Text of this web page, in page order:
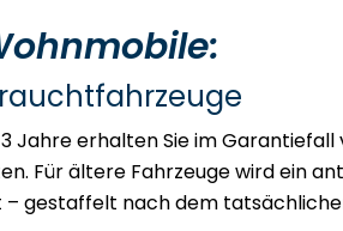
Jahre erhalten Sie im Garantiefall
Für ältere Fahrzeuge wird ein
gestaffelt nach dem